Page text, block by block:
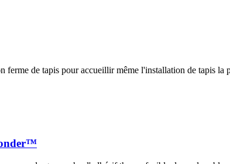
ferme de tapis pour accueillir même l'installation de tapis